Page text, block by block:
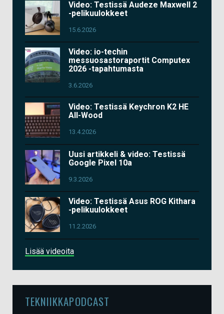
Video: Testissä Audeze Maxwell 2
-pelikuulokkeet
15.6.2026
Video: io-techin
messuosastoraportit Computex
2026 -tapahtumasta
3.6.2026
Video: Testissä Keychron K2 HE
All-Wood
13.4.2026
Uusi artikkeli & video: Testissä
Google Pixel 10a
9.3.2026
Video: Testissä Asus ROG Kithara
-pelikuulokkeet
11.2.2026
Lisää videoita
TEKNIIKKAPODCAST